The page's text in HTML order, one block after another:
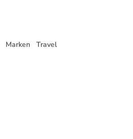
Marken Travel